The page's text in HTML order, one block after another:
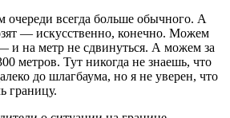
всегда больше обычного. А
— искусственно, конечно. Можем
и на метр не сдвинуться. А можем за
метров. Тут никогда не знаешь, что
до шлагбаума, но я не уверен, что
границу.